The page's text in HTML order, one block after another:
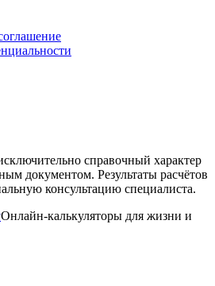
справочный характер
документом. Результаты расчётов
консультацию специалиста.
Онлайн-калькуляторы для жизни и